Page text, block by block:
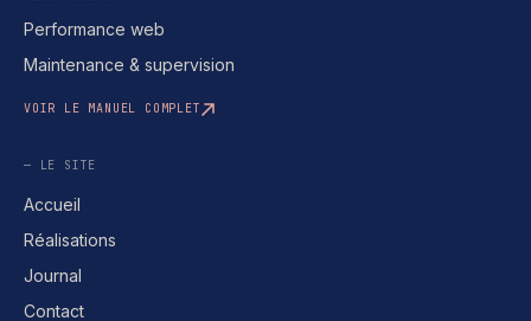
Performance web
Maintenance & supervision
VOIR LE MANUEL COMPLET
— LE SITE
Accueil
Réalisations
Journal
Contact